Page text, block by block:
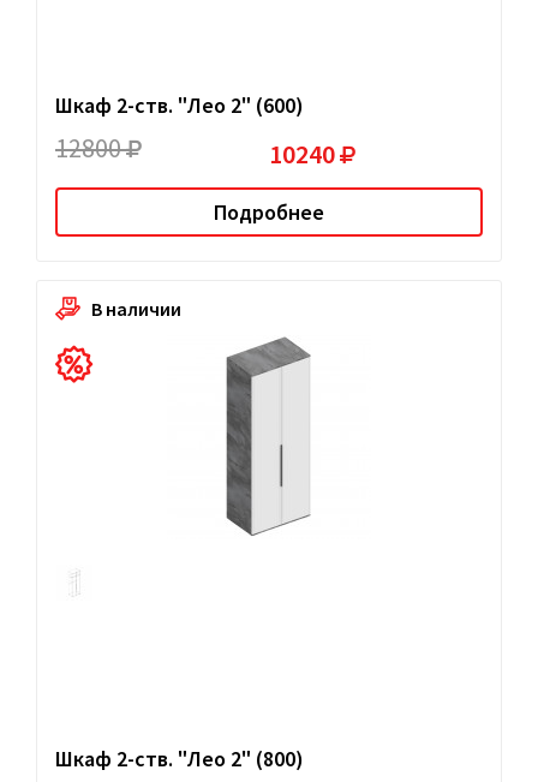
Шкаф 2-ств. "Лео 2" (600)
12800 10240
Подробнее
В наличии
Шкаф 2-ств. "Лео 2" (800)